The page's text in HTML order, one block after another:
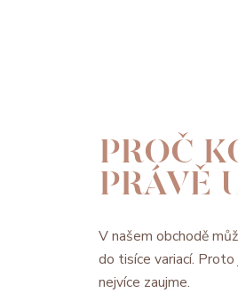
PROČ
PRÁVĚ
V našem obchodě
do tisíce variací.
nejvíce zaujme.